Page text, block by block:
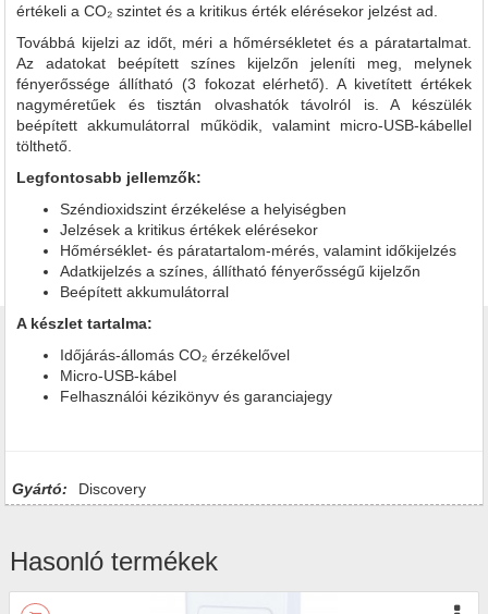
értékeli a CO₂ szintet és a kritikus érték elérésekor jelzést ad.
Továbbá kijelzi az időt, méri a hőmérsékletet és a páratartalmat.
Az adatokat beépített színes kijelzőn jeleníti meg, melynek
fényerőssége állítható (3 fokozat elérhető). A kivetített értékek
nagyméretűek és tisztán olvashatók távolról is. A készülék
beépített akkumulátorral működik, valamint micro-USB-kábellel
tölthető.
Legfontosabb jellemzők:
Széndioxidszint érzékelése a helyiségben
Jelzések a kritikus értékek elérésekor
Hőmérséklet- és páratartalom-mérés, valamint időkijelzés
Adatkijelzés a színes, állítható fényerősségű kijelzőn
Beépített akkumulátorral
A készlet tartalma:
Időjárás-állomás CO₂ érzékelővel
Micro-USB-kábel
Felhasználói kézikönyv és garanciajegy
Gyártó: Discovery
Hasonló termékek